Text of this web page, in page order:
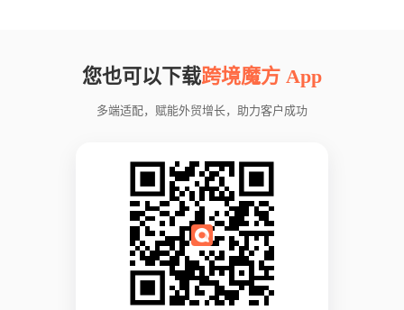
您也可以下载跨境魔方 App
多端适配，赋能外贸增长，助力客户成功